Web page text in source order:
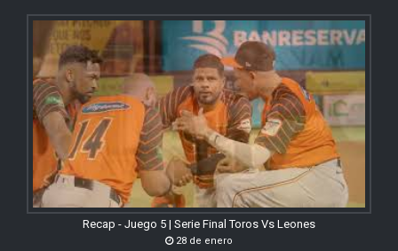
Recap - Juego 5 | Serie Final Toros Vs Leones
28 de enero